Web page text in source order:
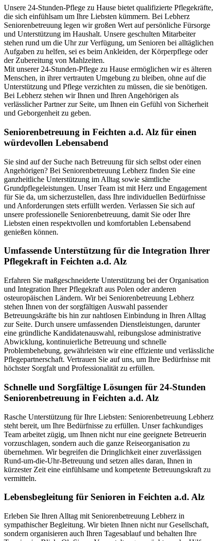
Unsere 24-Stunden-Pflege zu Hause bietet qualifizierte Pflegekräfte,
die sich einfühlsam um Ihre Liebsten kümmern. Bei Lebherz
Seniorenbetreuung legen wir großen Wert auf persönliche Fürsorge
und Unterstützung im Haushalt. Unsere geschulten Mitarbeiter
stehen rund um die Uhr zur Verfügung, um Senioren bei alltäglichen
Aufgaben zu helfen, sei es beim Ankleiden, der Körperpflege oder
der Zubereitung von Mahlzeiten.
Mit unserer 24-Stunden-Pflege zu Hause ermöglichen wir es älteren
Menschen, in ihrer vertrauten Umgebung zu bleiben, ohne auf die
Unterstützung und Pflege verzichten zu müssen, die sie benötigen.
Bei Lebherz stehen wir Ihnen und Ihren Angehörigen als
verlässlicher Partner zur Seite, um Ihnen ein Gefühl von Sicherheit
und Geborgenheit zu geben.
Senioren­betreuung in Feichten a.d. Alz für einen
würdevollen Lebensabend
Sie sind auf der Suche nach Betreuung für sich selbst oder einen
Angehörigen? Bei Seniorenbetreuung Lebherz finden Sie eine
ganzheitliche Unterstützung im Alltag sowie sämtliche
Grundpflegeleistungen. Unser Team ist mit Herz und Engagement
für Sie da, um sicherzustellen, dass Ihre individuellen Bedürfnisse
und Anforderungen stets erfüllt werden. Verlassen Sie sich auf
unsere professionelle Seniorenbetreuung, damit Sie oder Ihre
Liebsten einen respektvollen und komfortablen Lebensabend
genießen können.
Umfassende Unterstützung für die Integration Ihrer
Pflegekraft in Feichten a.d. Alz
Erfahren Sie maßgeschneiderte Unterstützung bei der Organisation
und Integration Ihrer Pflegekraft aus Polen oder anderen
osteuropäischen Ländern. Wir bei Seniorenbetreuung Lebherz
stehen Ihnen von der sorgfältigen Auswahl passender
Betreuungskräfte bis hin zur nahtlosen Einbindung in Ihren Alltag
zur Seite. Durch unsere umfassenden Dienstleistungen, darunter
eine gründliche Kandidatenauswahl, reibungslose administrative
Abwicklung, kontinuierliche Betreuung und schnelle
Problembehebung, gewährleisten wir eine effiziente und verlässliche
Pflegepartnerschaft. Vertrauen Sie auf uns, um Ihre Bedürfnisse mit
höchster Sorgfalt und Professionalität zu erfüllen.
Schnelle und Sorgfältige Lösungen für 24-Stunden
Seniorenbetreuung in Feichten a.d. Alz
Rasche Unterstützung für Ihre Liebsten: Seniorenbetreuung Lebherz
steht bereit, um Ihre Bedürfnisse zu erfüllen. Unser fachkundiges
Team arbeitet zügig, um Ihnen nicht nur eine geeignete Betreuerin
vorzuschlagen, sondern auch die ganze Reiseorganisation zu
übernehmen. Wir begreifen die Dringlichkeit einer zuverlässigen
Rund-um-die-Uhr-Betreuung und setzen alles daran, Ihnen in
kürzester Zeit eine einfühlsame und kompetente Betreuungskraft zu
vermitteln.
Lebensbegleitung für Senioren in Feichten a.d. Alz
Erleben Sie Ihren Alltag mit Seniorenbetreuung Lebherz in
sympathischer Begleitung. Wir bieten Ihnen nicht nur Gesellschaft,
sondern organisieren auch Ihren Tagesablauf und behalten Ihre